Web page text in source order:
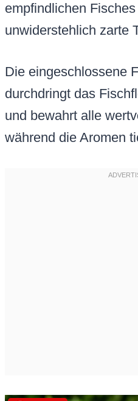
empfindlichen
unwiderstehlich zarte
Die eingeschlossene
durchdringt das
und bewahrt alle
während die Aromen